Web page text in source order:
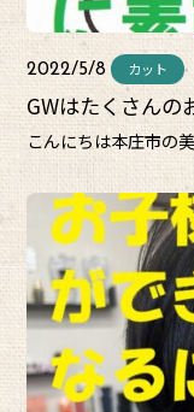
2022/5/8 カット
GWはたくさんの
こんにちは本庄市の